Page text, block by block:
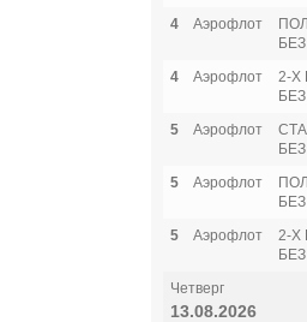
4
Аэрофлот
4
Аэрофлот
2-Х
5
Аэрофлот
5
Аэрофлот
5
Аэрофлот
2-Х
Четверг
13.08.2026